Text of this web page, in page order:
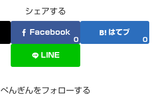
シェアする
Facebook
0
はてブ
0
LINE
ぺんぎんをフォローする